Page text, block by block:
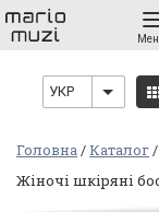
УКР
Головна Каталог
Жіночі шкіряні